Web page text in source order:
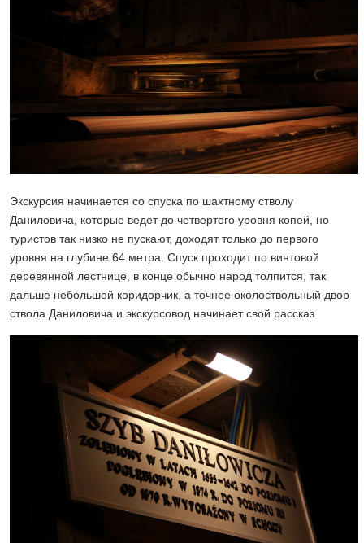
Экскурсия начинается со спуска по шахтному стволу
Даниловича, которые ведет до четвертого уровня копей, но
туристов так низко не пускают, доходят только до первого
уровня на глубине 64 метра. Спуск проходит по винтовой
деревянной лестнице, в конце обычно народ толпится, так
дальше небольшой коридорчик, а точнее околоствольный двор
ствола Даниловича и экскурсовод начинает свой рассказ.